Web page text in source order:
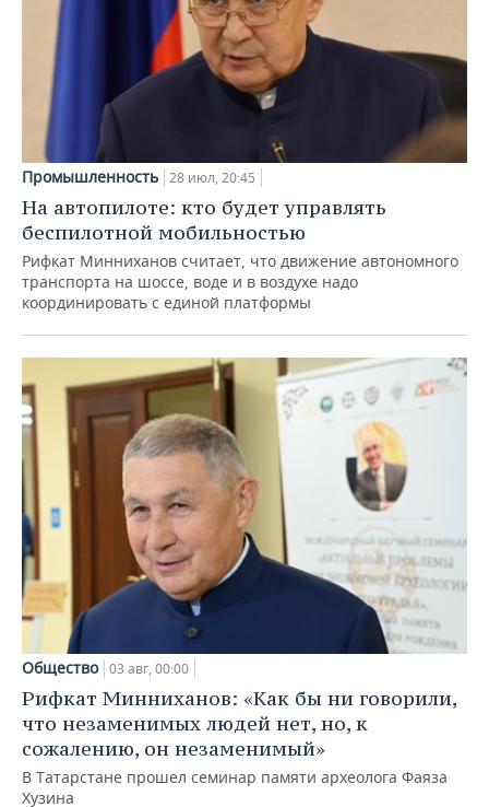
Промышленность 28 июл, 20:45
На автопилоте: кто будет управлять
беспилотной мобильностью
Рифкат Минниханов считает, что движение автономного
транспорта на шоссе, воде и в воздухе надо
координировать с единой платформы
Общество 03 авг, 00:00
Рифкат Минниханов: «Как бы ни говорили,
что незаменимых людей нет, но, к
сожалению, он незаменимый»
В Татарстане прошел семинар памяти археолога Фаяза
Хузина